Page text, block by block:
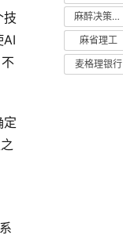
技
AI
定
麻醉决策支持
麻省理工
麦格理银行